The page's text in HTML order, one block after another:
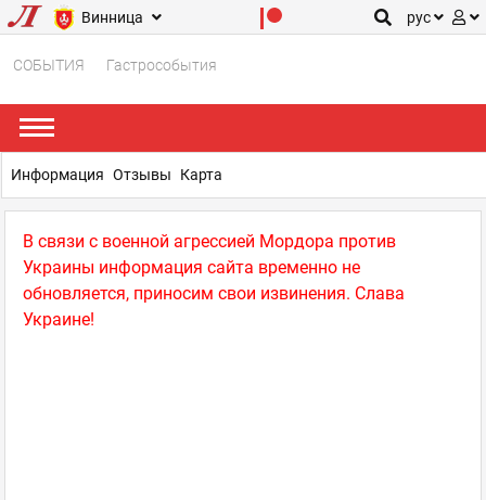
Винница рус
СОБЫТИЯ Гастрособытия
В связи с военной агрессией Мордора против
Украины информация сайта временно не
обновляется, приносим свои извинения. Слава
Украине!
Информация Отзывы Карта